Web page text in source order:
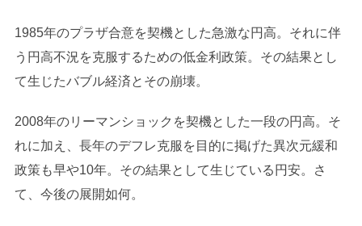
1985年のプラザ合意を契機とした急激な円高。それに伴
う円高不況を克服するための低金利政策。その結果とし
て生じたバブル経済とその崩壊。
2008年のリーマンショックを契機とした一段の円高。そ
れに加え、長年のデフレ克服を目的に掲げた異次元緩和
政策も早や10年。その結果として生じている円安。さ
て、今後の展開如何。